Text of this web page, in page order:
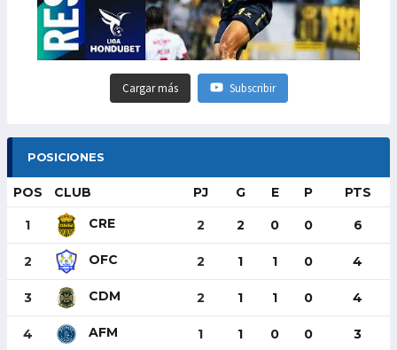
Cargar más Subscribir
POSICIONES
POS CLUB PJ G E P PTS
1 CRE 2 2 0 0 6
2 OFC 2 1 1 0 4
3 CDM 2 1 1 0 4
4 AFM 1 1 0 0 3